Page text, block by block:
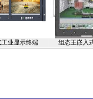
工业显示终端 组态王嵌入